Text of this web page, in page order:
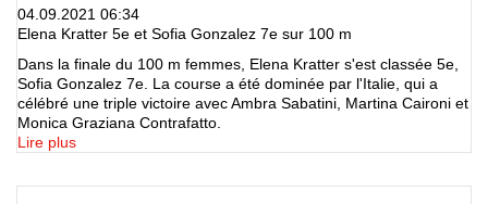
04.09.2021 06:34
Elena Kratter 5e et Sofia Gonzalez 7e sur 100 m
Dans la finale du 100 m femmes, Elena Kratter s'est classée 5e,
Sofia Gonzalez 7e. La course a été dominée par l'Italie, qui a
célébré une triple victoire avec Ambra Sabatini, Martina Caironi et
Monica Graziana Contrafatto.
Lire plus